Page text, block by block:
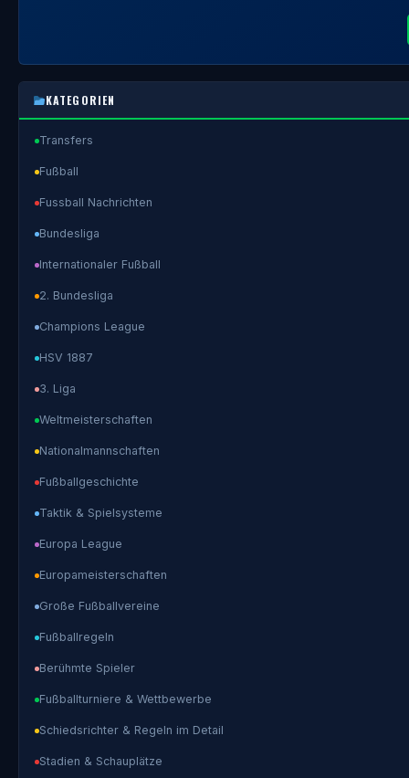
KATEGORIEN
Transfers
Fußball
Fussball Nachrichten
Bundesliga
Internationaler Fußball
2. Bundesliga
Champions League
HSV 1887
3. Liga
Weltmeisterschaften
Nationalmannschaften
Fußballgeschichte
Taktik & Spielsysteme
Europa League
Europameisterschaften
Große Fußballvereine
Fußballregeln
Berühmte Spieler
Fußballturniere & Wettbewerbe
Schiedsrichter & Regeln im Detail
Stadien & Schauplätze